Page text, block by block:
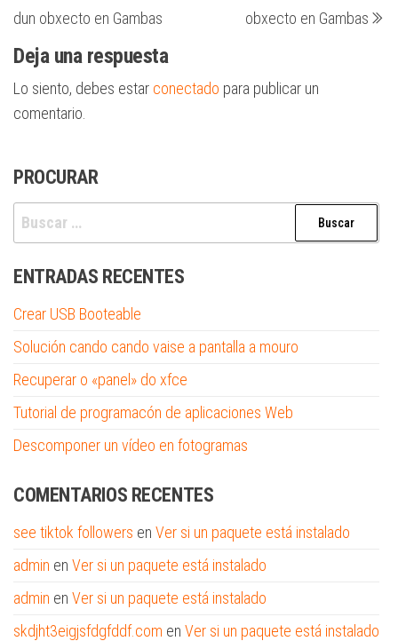
de
dun obxecto en Gambas
obxecto en Gambas
Deja una respuesta
Lo siento, debes estar conectado para publicar un
comentario.
PROCURAR
Buscar:
ENTRADAS RECENTES
Crear USB Booteable
Solución cando cando vaise a pantalla a mouro
Recuperar o «panel» do xfce
Tutorial de programacón de aplicaciones Web
Descomponer un vídeo en fotogramas
COMENTARIOS RECENTES
see tiktok followers en Ver si un paquete está instalado
admin en Ver si un paquete está instalado
admin en Ver si un paquete está instalado
skdjht3eigjsfdgfddf.com en Ver si un paquete está instalado